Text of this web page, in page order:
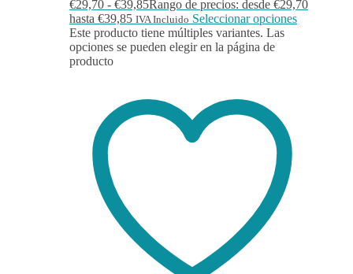
€29,70 - €39,85Rango de precios: desde €29,70
hasta €39,85 IVA Incluido Seleccionar opciones
Este producto tiene múltiples variantes. Las
opciones se pueden elegir en la página de
producto